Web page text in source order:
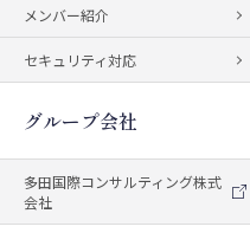
メンバー紹介
セキュリティ対応
グループ会社
多田国際コンサルティング株式
会社